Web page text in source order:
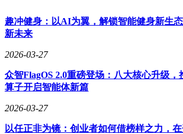
趣冲健身：以AI为翼，解锁智能健身新生
新未来
2026-03-27
众智FlagOS 2.0重磅登场：八大核心升级，
算子开启智能体新篇
2026-03-27
以任正非为镜：创业者如何借榜样之力，